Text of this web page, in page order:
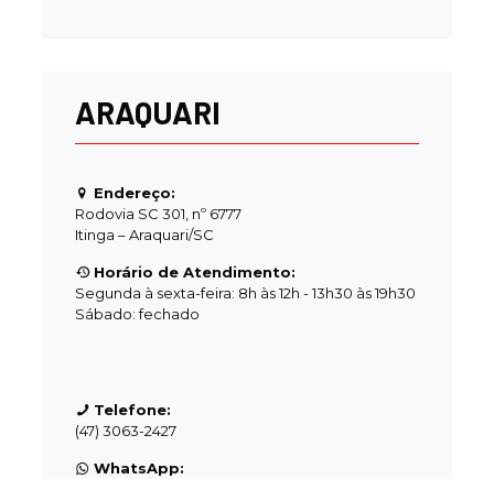
ARAQUARI
Endereço:
Rodovia SC 301, nº 6777
Itinga – Araquari/SC
Horário de Atendimento:
Segunda à sexta-feira: 8h às 12h - 13h30 às 19h30
Sábado: fechado
Telefone:
(47) 3063-2427
WhatsApp: